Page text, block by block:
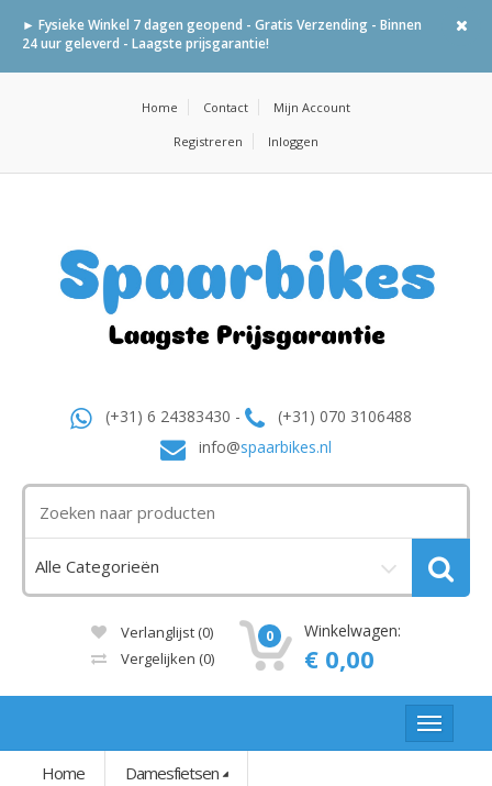
► Fysieke Winkel 7 dagen geopend - Gratis Verzending - Binnen
24 uur geleverd - Laagste prijsgarantie!
Home Contact Mijn Account
Registreren Inloggen
(+31) 6 24383430 -
(+31) 070 3106488
info@spaarbikes.nl
Verlanglijst (0)
Vergelijken (0)
0 Winkelwagen:
€ 0,00
Home Damesfietsen